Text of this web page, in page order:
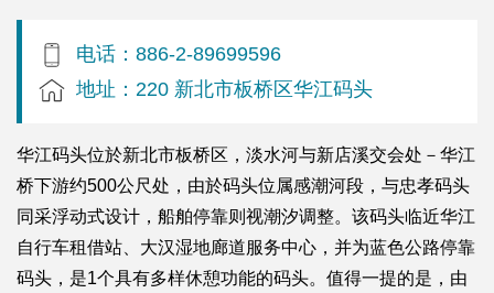
电话：886-2-89699596
地址：220 新北市板桥区华江码头
华江码头位於新北市板桥区，淡水河与新店溪交会处－华江
桥下游约500公尺处，由於码头位属感潮河段，与忠孝码头
同采浮动式设计，船舶停靠则视潮汐调整。该码头临近华江
自行车租借站、大汉湿地廊道服务中心，并为蓝色公路停靠
码头，是1个具有多样休憩功能的码头。值得一提的是，由